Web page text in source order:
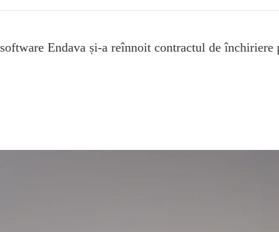
Endava și-a reînnoit contractul de închiriere